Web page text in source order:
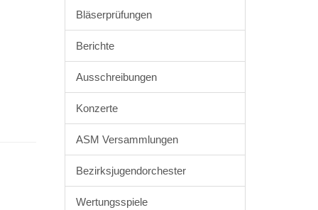
Bläserprüfungen
Berichte
Ausschreibungen
Konzerte
ASM Versammlungen
Bezirksjugendorchester
Wertungsspiele